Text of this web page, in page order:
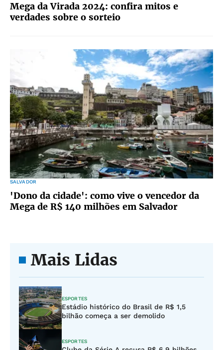
Mega da Virada 2024: confira mitos e
verdades sobre o sorteio
SALVADOR
'Dono da cidade': como vive o vencedor da
Mega de R$ 140 milhões em Salvador
Mais Lidas
ESPORTES
Estádio histórico do Brasil de R$ 1,5
bilhão começa a ser demolido
ESPORTES